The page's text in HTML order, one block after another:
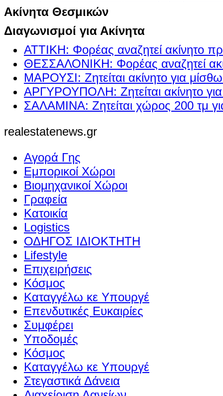
Ακίνητα Θεσμικών
Διαγωνισμοί για Ακίνητα
ΑΤΤΙΚΗ: Φορέας αναζητεί ακίνητο
ΘΕΣΣΑΛΟΝΙΚΗ: Φορέας αναζητεί
ΜΑΡΟΥΣΙ: Ζητείται ακίνητο για
ΑΡΓΥΡΟΥΠΟΛΗ: Ζητείται ακίνητο
ΣΑΛΑΜΙΝΑ: Ζητείται χώρος 200 τμ
realestatenews.gr
Αγορά Γης
Εμπορικοί Χώροι
Βιομηχανικοί Χώροι
Γραφεία
Κατοικία
Logistics
ΟΔΗΓΟΣ ΙΔΙΟΚΤΗΤΗ
Lifestyle
Επιχειρήσεις
Κόσμος
Καταγγέλω κε Υπουργέ
Επενδυτικές Ευκαιρίες
Συμφέρει
Υποδομές
Κόσμος
Καταγγέλω κε Υπουργέ
Στεγαστικά Δάνεια